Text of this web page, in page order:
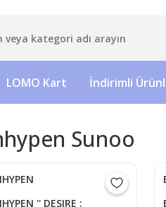
LOMO Kart İndirimli
Sunoo
'' DESIRE :